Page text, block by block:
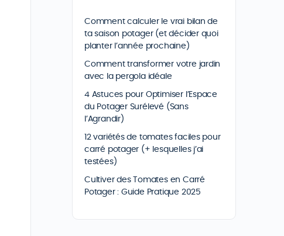
Comment calculer le vrai bilan de
ta saison potager (et décider quoi
planter l’année prochaine)
Comment transformer votre jardin
avec la pergola idéale
4 Astuces pour Optimiser l’Espace
du Potager Surélevé (Sans
l’Agrandir)
12 variétés de tomates faciles pour
carré potager (+ lesquelles j’ai
testées)
Cultiver des Tomates en Carré
Potager : Guide Pratique 2025